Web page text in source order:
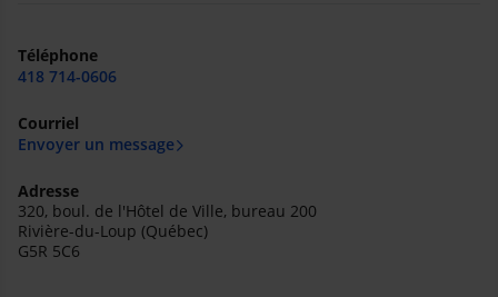
Téléphone
418 714-0606
Courriel
Envoyer un message
Adresse
320, boul. de l'Hôtel de Ville, bureau 200
Rivière-du-Loup (Québec)
G5R 5C6